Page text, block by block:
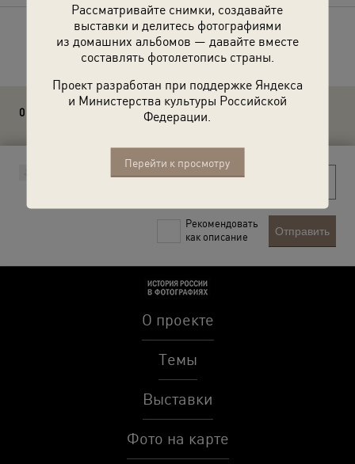
Рассматривайте снимки, создавайте
выставки и делитесь фотографиями
из домашних альбомов — давайте вместе
составлять фотолетопись страны.
Проект разработан при поддержке Яндекса
и Министерства культуры Российской
Федерации.
Перейти к просмотру
Расскажите друзьям об этом фото
0 комментариев
Рекомендовать
как описание
Отправить
О проекте
Темы
Выставки
Фото на карте